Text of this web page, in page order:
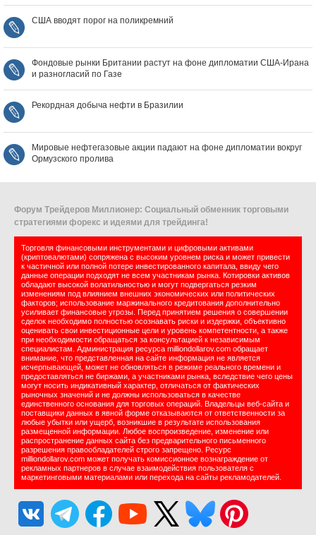
США вводят порог на поликремний
Фондовые рынки Британии растут на фоне дипломатии США‑Ирана
и разногласий по Газе
Рекордная добыча нефти в Бразилии
Мировые нефтегазовые акции падают на фоне дипломатии вокруг
Ормузского пролива
Форум Трейдеров Миллионер: Социальный обменник торговыми
стратегиями форекс и идеями для трейдинга!
Торговля финансовыми инструментами и цифровыми активами
(криптовалютами) сопряжена с высоким уровнем риска и может привести
к частичной или полной потере инвестированного капитала, ввиду чего
данные операции подходят не всем участникам рынка. Котировки активов
обладают высокой волатильностью и могут подвергаться резким
изменениям под влиянием внешних экономических или политических
факторов; использование маржинального кредитования дополнительно
усиливает финансовые угрозы. Перед принятием решения о совершении
сделок необходимо полностью осознавать риски и издержки, объективно
оценивать свои инвестиционные цели и уровень компетентности, а также
при необходимости обращаться за консультацией к независимым
специалистам. Администрация ресурса milliondollarov.com обращает
внимание, что представленная на сайте информация не является
исчерпывающей, может не обновляться в режиме реального времени и
предоставляться не биржами, а участниками рынка, вследствие чего цены
могут носить индикативный характер, отличаться от фактических
рыночных значений и не должны использоваться в качестве
единственного основания для торговых операций. Владельцы веб-сайта и
поставщики данных в явной форме отказываются от ответственности за
любые убытки или ущерб, возникшие в результате использования
размещенной информации. Любое воспроизведение, изменение или
распространение данных сайта без предварительного письменного
разрешения правообладателей строго запрещено. Ресурс
milliondollarov.com может получать комиссионное вознаграждение от
рекламных партнеров в случае взаимодействия пользователя с
маркетинговыми материалами или перехода на сайты рекламодателей.